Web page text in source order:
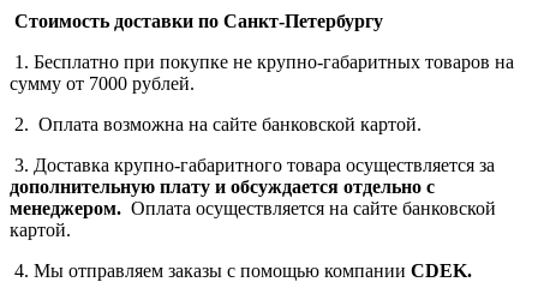
Стоимость доставки по Санкт-Петербургу
1. Бесплатно при покупке не крупно-габаритных товаров на
сумму от 7000 рублей.
2. Оплата возможна на сайте банковской картой.
3. Доставка крупно-габаритного товара осуществляется за
дополнительную плату и обсуждается отдельно с
менеджером. Оплата осуществляется на сайте банковской
картой.
4. Мы отправляем заказы с помощью компании СDEK.